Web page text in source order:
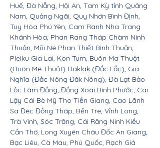
Huế, Đà Nẵng, Hội An, Tam Kỳ tỉnh Quảng
Nam, Quảng Ngãi, Quy Nhơn Bình Định,
Tuy Hòa Phú Yên, Cam Ranh Nha Trang
Khánh Hòa, Phan Rang Tháp Chàm Ninh
Thuận, Mũi Né Phan Thiết Bình Thuận,
Pleiku Gia Lai, Kon Tum, Buôn Ma Thuột
(Buôn Mê Thuột) Daklak (Đắc Lắc), Gia
Nghĩa (Đắc Nông Đăk Nông), Đà Lạt Bảo
Lộc Lâm Đồng, Đồng Xoài Bình Phước, Cai
Lậy Cái Bè Mỹ Tho Tiền Giang, Cao Lãnh
Sa Đéc Đồng Tháp, Bến Tre, Vĩnh Long,
Trà Vinh, Sóc Trăng, Cái Răng Ninh Kiều
Cần Thơ, Long Xuyên Châu Đốc An Giang,
Bạc Liêu, Cà Mau, Phú Quốc, Rạch Giá